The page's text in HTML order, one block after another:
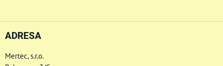
ADRESA
Mertec, s.r.o.